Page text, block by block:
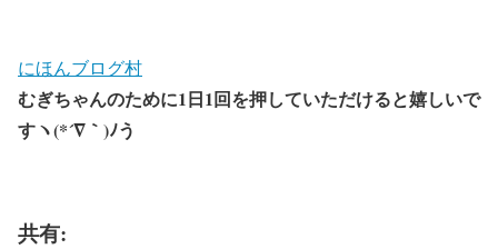
にほんブログ村
むぎちゃんのために1日1回を押していただけると嬉しいで
すヽ(*´∇｀)ﾉう
共有: